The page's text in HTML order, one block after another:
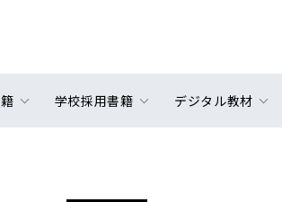
学校採用書籍 デジタル教材